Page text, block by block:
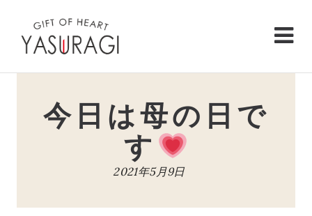
content
今日は母の日で
す
2021年5月9日